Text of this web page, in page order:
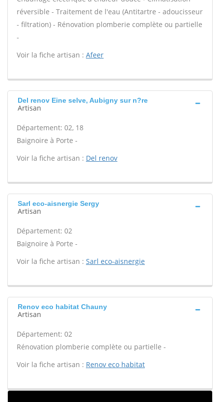
réversible - Traitement de l'eau (Antitartre - adoucisseur
- filtration) - Rénovation plomberie complète ou partielle
-
Voir la fiche artisan : Afeer
Del renov Eine selve, Aubigny sur n?re
Artisan
Département: 02, 18
Baignoire à Porte -
Voir la fiche artisan : Del renov
Sarl eco-aisnergie Sergy
Artisan
Département: 02
Baignoire à Porte -
Voir la fiche artisan : Sarl eco-aisnergie
Renov eco habitat Chauny
Artisan
Département: 02
Rénovation plomberie complète ou partielle -
Voir la fiche artisan : Renov eco habitat